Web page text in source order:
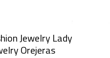
Jewelry Lady
Orejeras